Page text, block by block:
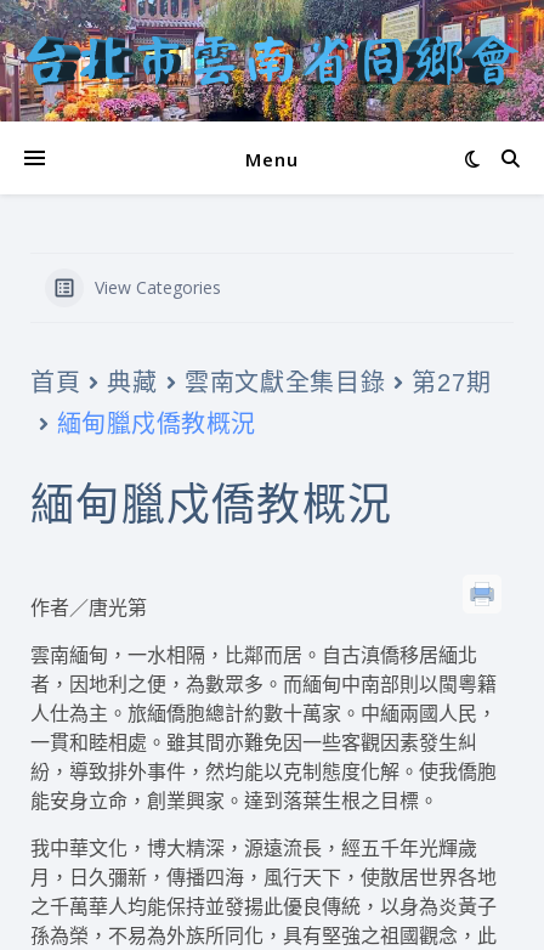
Menu
View Categories
首頁 典藏 雲南文獻全集目錄 第27期
緬甸臘戍僑教概況
緬甸臘戍僑教概況
作者／唐光第
雲南緬甸，一水相隔，比鄰而居。自古滇僑移居緬北
者，因地利之便，為數眾多。而緬甸中南部則以閩粵籍
人仕為主。旅緬僑胞總計約數十萬家。中緬兩國人民，
一貫和睦相處。雖其間亦難免因一些客觀因素發生糾
紛，導致排外事件，然均能以克制態度化解。使我僑胞
能安身立命，創業興家。達到落葉生根之目標。
我中華文化，博大精深，源遠流長，經五千年光輝歲
月，日久彌新，傳播四海，風行天下，使散居世界各地
之千萬華人均能保持並發揚此優良傳統，以身為炎黃子
孫為榮，不易為外族所同化，具有堅強之祖國觀念，此